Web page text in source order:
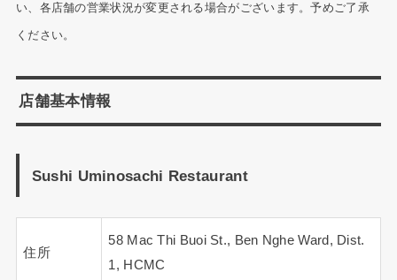
い、各店舗の営業状況が変更される場合がございます。予めご了承
ください。
店舗基本情報
Sushi Uminosachi Restaurant
住所
58 Mac Thi Buoi St., Ben Nghe Ward, Dist.
1, HCMC